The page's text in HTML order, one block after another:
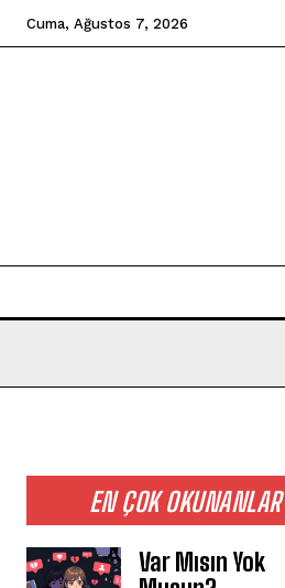
Cuma, Ağustos 7, 2026
EN ÇOK OKUNANLAR
Var Mısın Yok